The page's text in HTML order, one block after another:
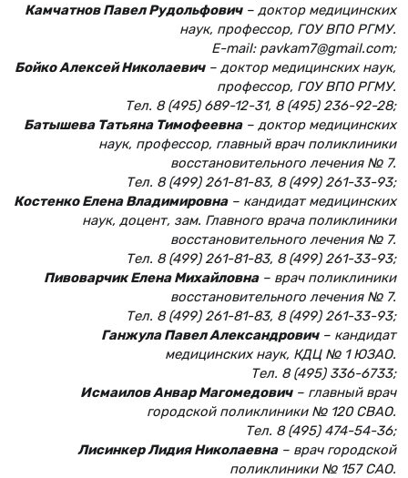
Камчатнов Павел Рудольфович– доктор медицинских
наук, профессор, ГОУ ВПО РГМУ.
E-mail: pavkam7@gmail.com;
Бойко Алексей Николаевич– доктор медицинских наук,
профессор, ГОУ ВПО РГМУ.
Тел. 8 (495) 689-12-31, 8 (495) 236-92-28;
Батышева Татьяна Тимофеевна– доктор медицинских
наук, профессор, главный врач поликлиники
восстановительного лечения № 7.
Тел. 8 (499) 261-81-83, 8 (499) 261-33-93;
Костенко Елена Владимировна– кандидат медицинских
наук, доцент, зам. Главного врача поликлиники
восстановительного лечения № 7.
Тел. 8 (499) 261-81-83, 8 (499) 261-33-93;
Пивоварчик Елена Михайловна– врач поликлиники
восстановительного лечения № 7.
Тел. 8 (499) 261-81-83, 8 (499) 261-33-93;
Ганжула Павел Александрович– кандидат
медицинских наук, КДЦ № 1 ЮЗАО.
Тел. 8 (495) 336-6733;
Исмаилов Анвар Магомедович– главный врач
городской поликлиники № 120 СВАО.
Тел. 8 (495) 474-54-36;
Лисинкер Лидия Николаевна– врач городской
поликлиники № 157 САО.